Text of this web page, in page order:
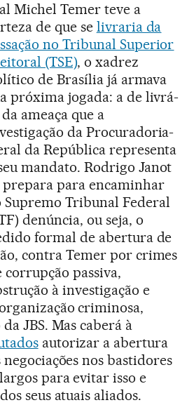
Michel Temer teve a
de que se livraria da
no Tribunal Superior
(TSE), o xadrez
de Brasília já armava
próxima jogada: a de livrá-
ameaça que a
da Procuradoria-
da República representa
mandato. Rodrigo Janot
prepara para encaminhar
Supremo Tribunal Federal
denúncia, ou seja, o
formal de abertura de
contra Temer por crimes
corrupção passiva,
à investigação e
criminosa,
JBS. Mas caberá à
autorizar a abertura
negociações nos bastidores
para evitar isso e
seus atuais aliados.